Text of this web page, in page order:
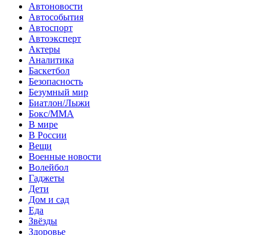
Автоновости
Автособытия
Автоспорт
Автоэксперт
Актеры
Аналитика
Баскетбол
Безопасность
Безумный мир
Биатлон/Лыжи
Бокс/MMA
В мире
В России
Вещи
Военные новости
Волейбол
Гаджеты
Дети
Дом и сад
Еда
Звёзды
Здоровье